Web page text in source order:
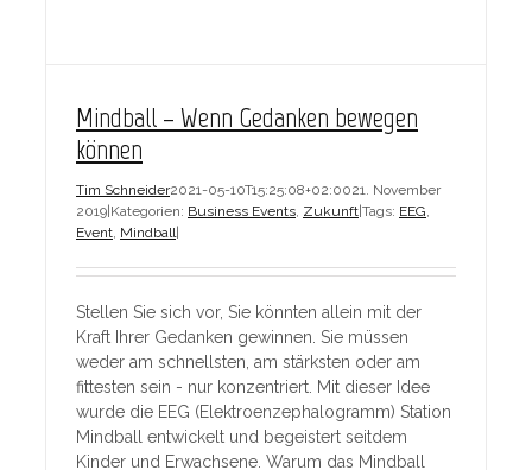
Mindball – Wenn Gedanken bewegen
können
Tim Schneider2021-05-10T15:25:08+02:0021. November
2019 Kategorien: Business Events, Zukunft Tags: EEG,
Event, Mindball|
Stellen Sie sich vor, Sie könnten allein mit der
Kraft Ihrer Gedanken gewinnen. Sie müssen
weder am schnellsten, am stärksten oder am
fittesten sein - nur konzentriert. Mit dieser Idee
wurde die EEG (Elektroenzephalogramm) Station
Mindball entwickelt und begeistert seitdem
Kinder und Erwachsene. Warum das Mindball